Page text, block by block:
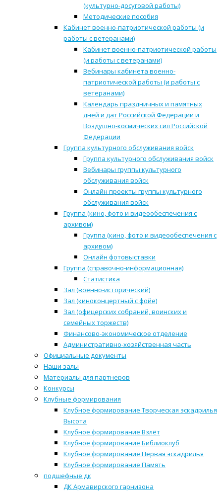
(культурно-досуговой работы)
Методические пособия
Кабинет военно-патриотической работы (и
работы с ветеранами)
Кабинет военно-патриотической работы
(и работы с ветеранами)
Вебинары кабинета военно-
патриотической работы (и работы с
ветеранами)
Календарь праздничных и памятных
дней и дат Российской Федерации и
Воздушно-космических сил Российской
Федерации
Группа культурного обслуживания войск
Группа культурного обслуживания войск
Вебинары группы культурного
обслуживания войск
Онлайн проекты группы культурного
обслуживания войск
Группа (кино, фото и видеообеспечения с
архивом)
Группа (кино, фото и видеообеспечения с
архивом)
Онлайн фотовыставки
Группа (справочно-информационная)
Статистика
Зал (военно-исторический)
Зал (киноконцертный с фойе)
Зал (офицерских собраний, воинских и
семейных торжеств)
Финансово-экономическое отделение
Административно-хозяйственная часть
Официальные документы
Наши залы
Материалы для партнеров
Конкурсы
Клубные формирования
Клубное формирование Творческая эскадрилья
Высота
Клубное формирование Взлёт
Клубное формирование Библиоклуб
Клубное формирование Первая эскадрилья
Клубное формирование Память
подшефные дк
ДК Армавирского гарнизона